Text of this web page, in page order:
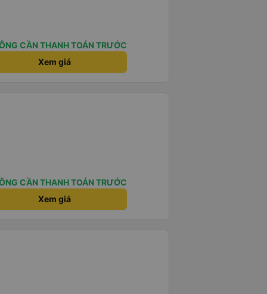
CẦN THANH TOÁN TRƯỚC
Xem giá
CẦN THANH TOÁN TRƯỚC
Xem giá